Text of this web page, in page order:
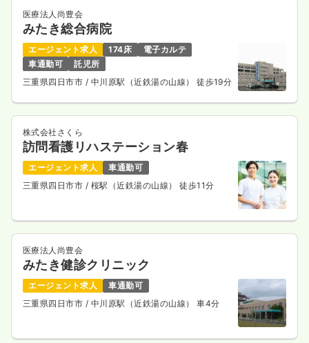
医療法人尚豊会
みたき総合病院
エージェント求人 174床
電子カルテ
車通勤可
託児所
三重県四日市市 / 中川原駅（近鉄湯の山線） 徒歩19分
株式会社さくら
訪問看護リハステーション春
エージェント求人
車通勤可
三重県四日市市 / 桜駅（近鉄湯の山線） 徒歩11分
医療法人尚豊会
みたき健診クリニック
エージェント求人
車通勤可
三重県四日市市 / 中川原駅（近鉄湯の山線） 車4分